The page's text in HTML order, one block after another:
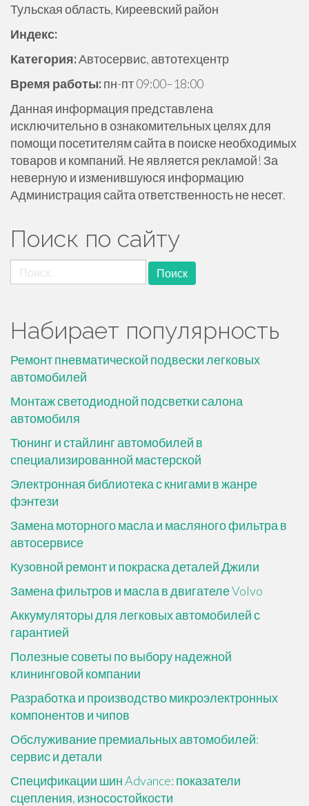
Тульская область, Киреевский район
Индекс:
Категория:Автосервис, автотехцентр
Время работы:пн-пт 09:00–18:00
Данная информация представлена
исключительно в ознакомительных целях для
помощи посетителям сайта в поиске необходимых
товаров и компаний. Не является рекламой! За
неверную и изменившуюся информацию
Администрация сайта ответственность не несет.
Поиск по сайту
Найти:
Набирает популярность
Ремонт пневматической подвески легковых
автомобилей
Монтаж светодиодной подсветки салона
автомобиля
Тюнинг и стайлинг автомобилей в
специализированной мастерской
Электронная библиотека с книгами в жанре
фэнтези
Замена моторного масла и масляного фильтра в
автосервисе
Кузовной ремонт и покраска деталей Джили
Замена фильтров и масла в двигателе Volvo
Аккумуляторы для легковых автомобилей с
гарантией
Полезные советы по выбору надежной
клининговой компании
Разработка и производство микроэлектронных
компонентов и чипов
Обслуживание премиальных автомобилей:
сервис и детали
Спецификации шин Advance: показатели
сцепления, износостойкости